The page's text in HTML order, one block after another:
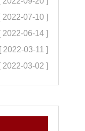
2022-07-10 ]
2022-06-14 ]
2022-03-11 ]
2022-03-02 ]